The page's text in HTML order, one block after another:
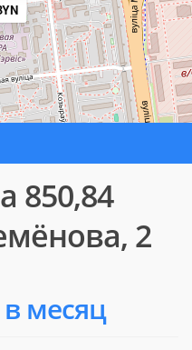
850,84
2
в месяц